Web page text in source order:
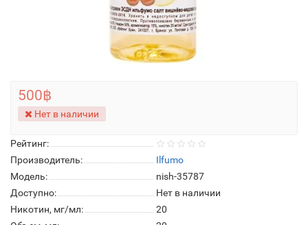
Рейтинг:
Производитель:
Ilfumo
Модель:
nish-35787
Доступно:
Нет в наличии
Никотин, мг/мл:
20
500฿
Нет в наличии